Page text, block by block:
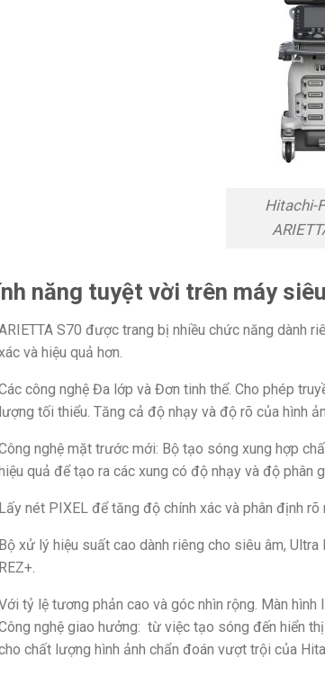
Hitachi-
năng tuyệt vời trên máy
S70 được trang bị nhiều chức năng dành
và hiệu quả hơn.
công nghệ Đa lớp và Đơn tinh thể. Cho phép
tối thiểu. Tăng cả độ nhạy và độ rõ của hình
nghệ mặt trước mới: Bộ tạo sóng xung hợp
quả để tạo ra các xung có độ nhạy và độ phân
nét PIXEL để tăng độ chính xác và phân định rõ
xử lý hiệu suất cao dành riêng cho siêu âm,
tỷ lệ tương phản cao và góc nhìn rộng. Màn
nghệ giao hưởng: từ việc tạo sóng đến hiển
chất lượng hình ảnh chẩn đoán vượt trội của